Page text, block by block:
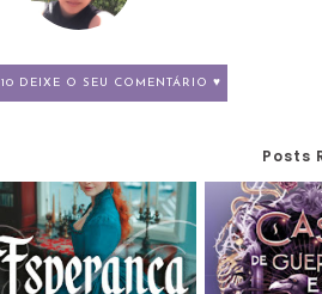
10 DEIXE O SEU COMENTÁRIO ♥
Posts